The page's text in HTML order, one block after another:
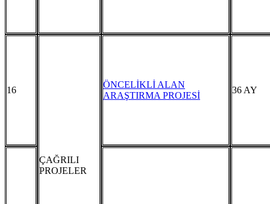
16
ÇAĞRILI
PROJELER
ÖNCELİKLİ ALAN
ARAŞTIRMA PROJESİ
36 AY